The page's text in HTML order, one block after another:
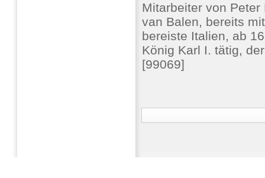
Mitarbeiter von
van Balen, bereits
bereiste Italien, ab
König Karl I. tätig,
[99069]